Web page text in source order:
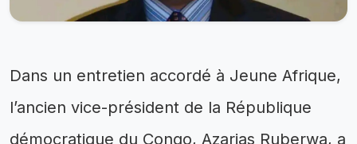
Dans un entretien accordé à Jeune Afrique,
l’ancien vice-président de la République
démocratique du Congo, Azarias Ruberwa, a